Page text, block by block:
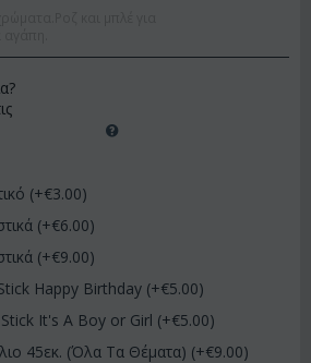
(+€3.00)
(+€6.00)
(+€9.00)
Happy Birthday (+€5.00)
It's A Boy or Girl (+€5.00)
45εκ. (Όλα Τα Θέματα) (+€9.00)